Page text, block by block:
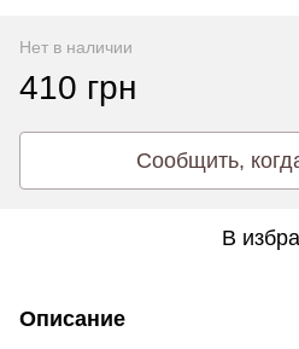
Нет в наличии
410 грн
Сообщить,
В
Описание